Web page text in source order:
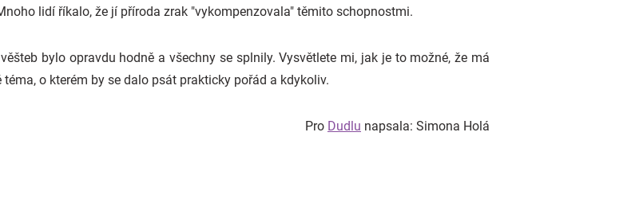
lidí říkalo, že jí příroda zrak "vykompenzovala" těmito schopnostmi.
bylo opravdu hodně a všechny se splnily. Vysvětlete mi, jak je to možné, že má
o kterém by se dalo psát prakticky pořád a kdykoliv.
Pro Dudlu napsala: Simona Holá